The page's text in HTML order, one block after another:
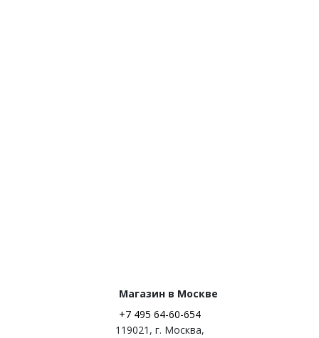
Магазин в Москве
+7 495 64-60-654
119021 , г. Москва,